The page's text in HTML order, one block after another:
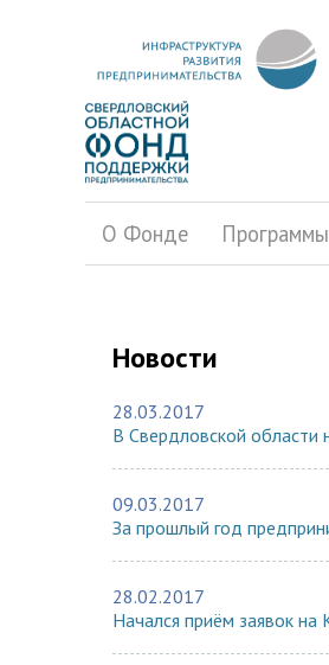
О Фонде
Новости
28.03.2017
В Свердловской области
09.03.2017
За прошлый год
28.02.2017
Начался приём заявок